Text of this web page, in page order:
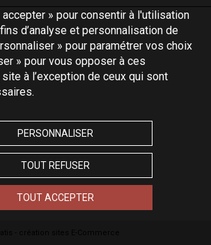
accepter » pour consentir à l'utilisation
d’analyse et personnalisation de
» pour paramétrer vos choix
» pour vous opposer à ces
à l’exception de ceux qui sont
PERSONNALISER
TOUT REFUSER
TOUT ACCEPTER